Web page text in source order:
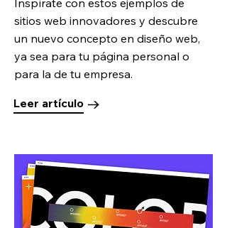
Inspírate con estos ejemplos de
sitios web innovadores y descubre
un nuevo concepto en diseño web,
ya sea para tu página personal o
para la de tu empresa.
Leer artículo